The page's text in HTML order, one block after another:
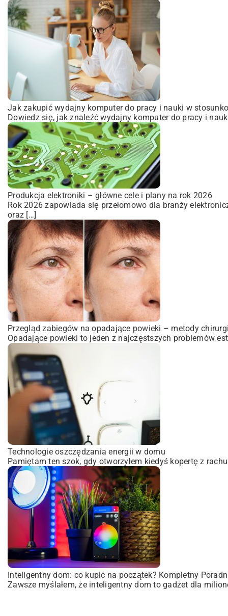
Jak zakupić wydajny komputer do pracy i nauki w
Dowiedz się, jak znaleźć wydajny komputer do pracy i
Produkcja elektroniki – główne cele i plany na rok 2026
Rok 2026 zapowiada się przełomowo dla branży
oraz […]
Przegląd zabiegów na opadające powieki – metody
Opadające powieki to jeden z najczęstszych problemów
Technologie oszczędzania energii w domu
Pamiętam ten szok, gdy otworzyłem kiedyś kopertę z
Inteligentny dom: co kupić na początek? Kompletny
Zawsze myślałem, że inteligentny dom to gadżet dla